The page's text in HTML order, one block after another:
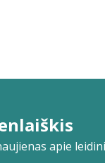
apie